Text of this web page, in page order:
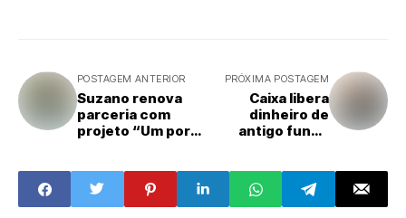
POSTAGEM ANTERIOR
Suzano renova
parceria com
projeto “Um por
o futsal feminino
em Americana
PRÓXIMA POSTAGEM
Caixa libera
dinheiro de
antigo fundo